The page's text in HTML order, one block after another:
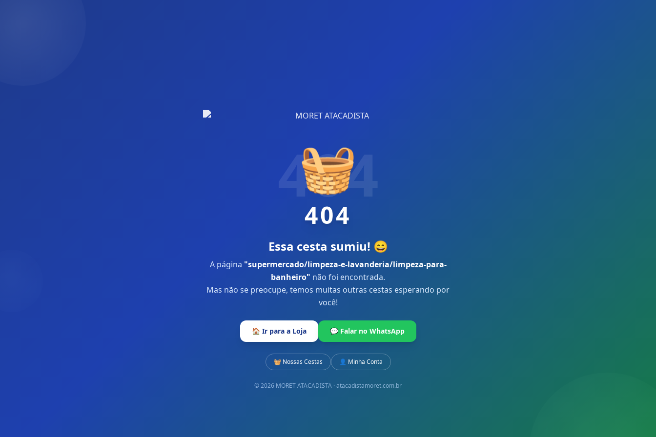
404
🧺
404
Essa cesta sumiu! 😄
A página "supermercado/limpeza-e-lavanderia/limpeza-para-
banheiro" não foi encontrada.
Mas não se preocupe, temos muitas outras cestas esperando por
você!
🏠 Ir para a Loja 💬 Falar no WhatsApp
🧺 Nossas Cestas 👤 Minha Conta
© 2026 MORET ATACADISTA · atacadistamoret.com.br